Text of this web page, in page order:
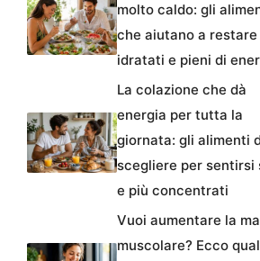
molto caldo: gli
che aiutano a restare
idratati e pieni di
La colazione che dà
energia per tutta la
giornata: gli alimenti
scegliere per sentirsi
e più concentrati
Vuoi aumentare la
muscolare? Ecco